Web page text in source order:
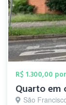
R$ 1.300,00
Quarto em
São